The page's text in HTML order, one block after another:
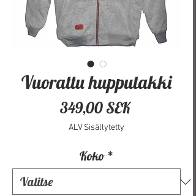
Vuorattu hupputakki
349,00 SEKHinta
ALV Sisällytetty
Koko *